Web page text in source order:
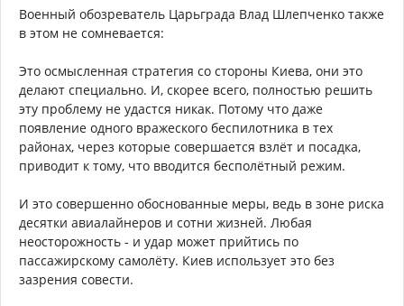
Военный обозреватель Царьграда Влад Шлепченко также
в этом не сомневается:
Это осмысленная стратегия со стороны Киева, они это
делают специально. И, скорее всего, полностью решить
эту проблему не удастся никак. Потому что даже
появление одного вражеского беспилотника в тех
районах, через которые совершается взлёт и посадка,
приводит к тому, что вводится бесполётный режим.
И это совершенно обоснованные меры, ведь в зоне риска
десятки авиалайнеров и сотни жизней. Любая
неосторожность - и удар может прийтись по
пассажирскому самолёту. Киев использует это без
зазрения совести.